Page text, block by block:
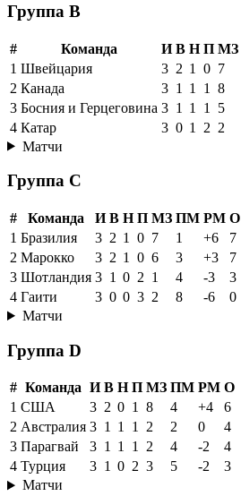
Группа B
# Команда И В Н П МЗ
1 Швейцария 3 2 1 0 7
2 Канада 3 1 1 1 8
3 Босния и Герцеговина 3 1 1 1 5
4 Катар 3 0 1 2 2
Матчи
Группа C
# Команда И В Н П МЗ ПМ РМ О
1 Бразилия 3 2 1 0 7 1 +6
7
2 Марокко 3 2 1 0 6 3 +3
7
3 Шотландия 3 1 0 2 1 4 -3
3
4 Гаити 3 0 0 3 2 8 -6
0
Матчи
Группа D
# Команда И В Н П МЗ ПМ РМ О
1 США 3 2 0 1 8 4 +4
6
2 Австралия 3 1 1 1 2 2 0
4
3 Парагвай 3 1 1 1 2 4 -2
4
4 Турция 3 1 0 2 3 5 -2
3
Матчи